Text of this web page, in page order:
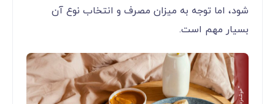
شود، اما توجه به میزان مصرف و انتخاب نوع آن
بسیار مهم است.